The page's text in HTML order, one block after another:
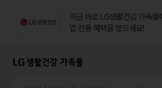
염색약, 염모제, 새치